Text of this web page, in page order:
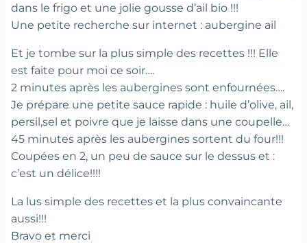
dans le frigo et une jolie gousse d’ail bio !!!
Une petite recherche sur internet : aubergine ail
Et je tombe sur la plus simple des recettes !!! Elle
est faite pour moi ce soir….
2 minutes après les aubergines sont enfournées….
Je prépare une petite sauce rapide : huile d’olive, ail,
persil,sel et poivre que je laisse dans une coupelle…
45 minutes après les aubergines sortent du four!!!
Coupées en 2, un peu de sauce sur le dessus et :
c’est un délice!!!!
La lus simple des recettes et la plus convaincante
aussi!!!
Bravo et merci